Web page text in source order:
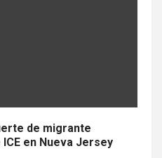
de migrante
en Nueva Jersey